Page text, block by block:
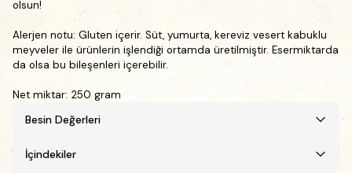
olsun!
Alerjen notu: Gluten içerir. Süt, yumurta, kereviz vesert kabuklu
meyveler ile ürünlerin işlendiği ortamda üretilmiştir. Esermiktarda
da olsa bu bileşenleri içerebilir.
Net miktar: 250 gram
Besin Değerleri
İçindekiler